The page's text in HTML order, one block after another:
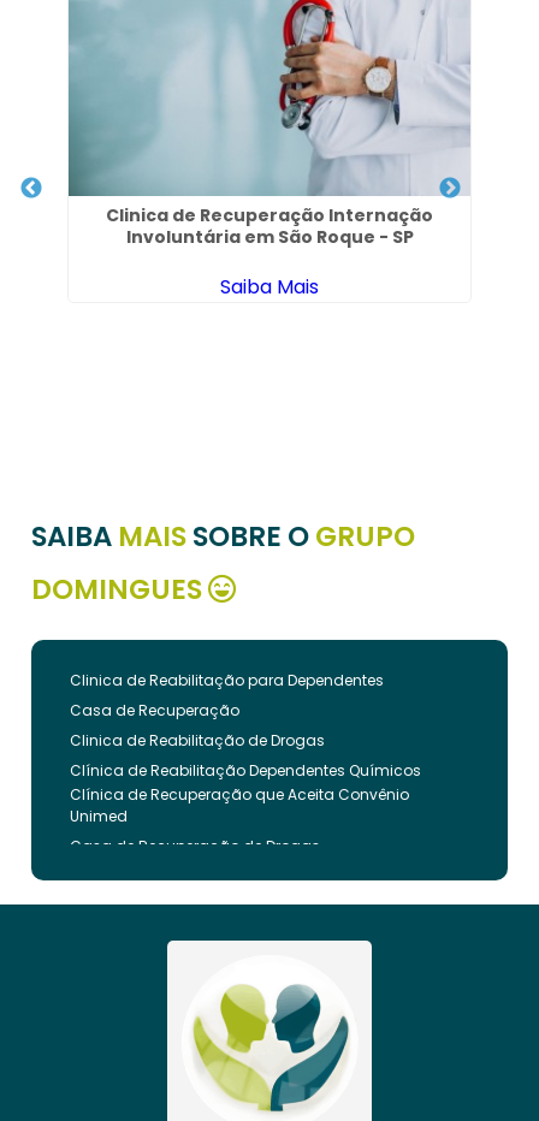
Clinica de Recuperação Internação
Involuntária em São Roque - SP
Saiba Mais
SAIBA MAISSOBRE OGRUPO
DOMINGUES
Clinica de Reabilitação para Dependentes
Casa de Recuperação
Clinica de Reabilitação de Drogas
Clínica de Reabilitação Dependentes Químicos
Clínica de Recuperação que Aceita Convênio
Unimed
Casa de Recuperação de Drogas
Clínica de Reabilitação de Dependentes Químicos
Clinica de Recuperação de Drogas Pelo Bradesco
Internação Involuntária que Aceita Convenio
Clinica de Reabilitação Involuntaria
Clinica de Reabilitação de Drogas Feminina
Casa de Recuperação para Drogados
Clinica de Reabilitação Alcoolismo
Clinica de Tratamento para Dependentes